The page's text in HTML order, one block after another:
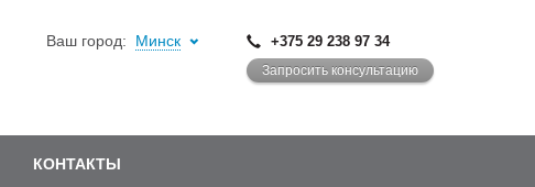
Ваш город: Минск +375 29 238 97 34
Запросить консультацию
КОНТАКТЫ